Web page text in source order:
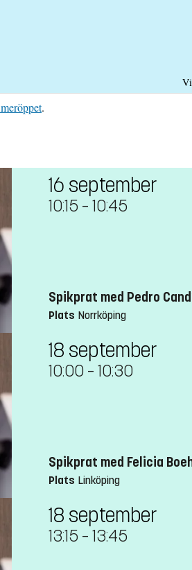
.
16 september
10:15 – 10:45
Spikprat med Pedro
Plats Norrköping
18 september
10:00 – 10:30
Spikprat med Felicia
Plats Linköping
18 september
13:15 – 13:45